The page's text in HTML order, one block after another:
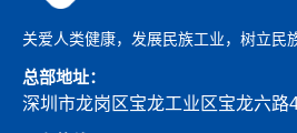
关爱人类健康，发展民族工业，树立民
总部地址：
深圳市龙岗区宝龙工业区宝龙六路